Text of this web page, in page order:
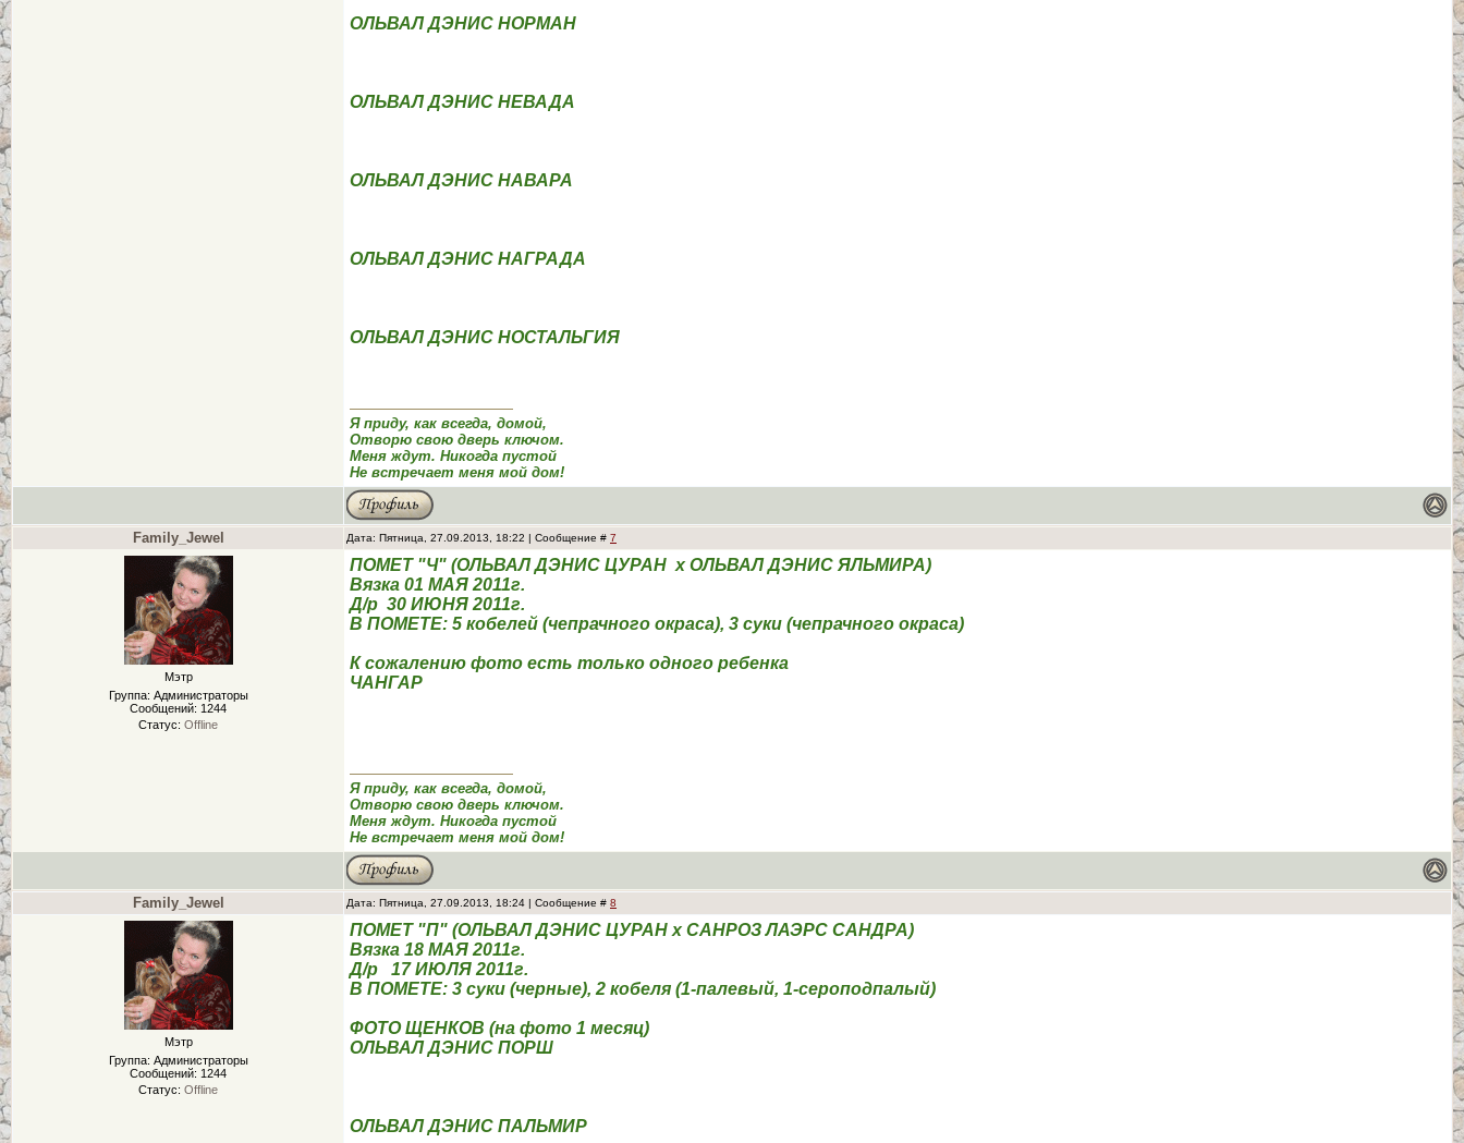
ОЛЬВАЛ ДЭНИС НОРМАН
ОЛЬВАЛ ДЭНИС НЕВАДА
ОЛЬВАЛ ДЭНИС НАВАРА
ОЛЬВАЛ ДЭНИС НАГРАДА
ОЛЬВАЛ ДЭНИС НОСТАЛЬГИЯ
Я приду, как всегда, домой,
Отворю свою дверь ключом.
Меня ждут. Никогда пустой
Не встречает меня мой дом!
Family_Jewel Дата: Пятница, 27.09.2013, 18:22 | Сообщение # 7
Мэтр
Группа: Администраторы
Сообщений: 1244
Статус: Offline
ПОМЕТ "Ч" (ОЛЬВАЛ ДЭНИС ЦУРАН х ОЛЬВАЛ ДЭНИС ЯЛЬМИРА)
Вязка 01 МАЯ 2011г.
Д/р 30 ИЮНЯ 2011г.
В ПОМЕТЕ: 5 кобелей (чепрачного окраса), 3 суки (чепрачного окраса)
К сожалению фото есть только одного ребенка
ЧАНГАР
Я приду, как всегда, домой,
Отворю свою дверь ключом.
Меня ждут. Никогда пустой
Не встречает меня мой дом!
Family_Jewel Дата: Пятница, 27.09.2013, 18:24 | Сообщение # 8
Мэтр
Группа: Администраторы
Сообщений: 1244
Статус: Offline
ПОМЕТ "П" (ОЛЬВАЛ ДЭНИС ЦУРАН х САНРОЗ ЛАЭРС САНДРА)
Вязка 18 МАЯ 2011г.
Д/р 17 ИЮЛЯ 2011г.
В ПОМЕТЕ: 3 суки (черные), 2 кобеля (1-палевый, 1-сероподпалый)
ФОТО ЩЕНКОВ (на фото 1 месяц)
ОЛЬВАЛ ДЭНИС ПОРШ
ОЛЬВАЛ ДЭНИС ПАЛЬМИР